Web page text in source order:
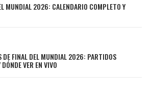
MUNDIAL 2026: CALENDARIO COMPLETO Y
DE FINAL DEL MUNDIAL 2026: PARTIDOS
VER EN VIVO